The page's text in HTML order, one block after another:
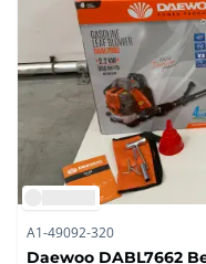
A1-49092-320
Daewoo DABL7662